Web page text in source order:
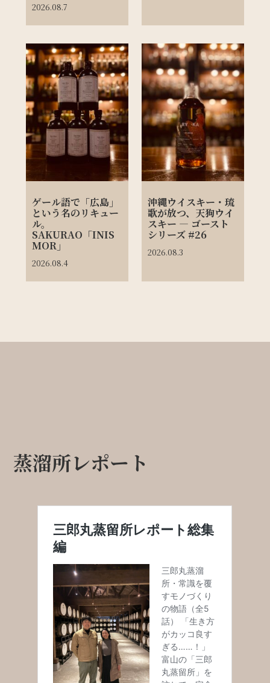
2026.08.7
ゲール語で「広島」
という名のリキュー
ル。
SAKURAO「INIS
MOR」
2026.08.4
沖縄ウイスキー・琉
歌が放つ、天狗ウイ
スキー ― ゴースト
シリーズ #26
2026.08.3
蒸溜所レポート